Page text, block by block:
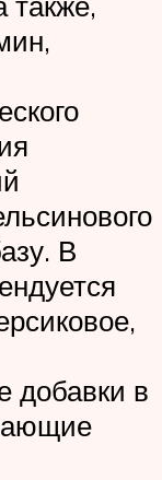
В
добавки в